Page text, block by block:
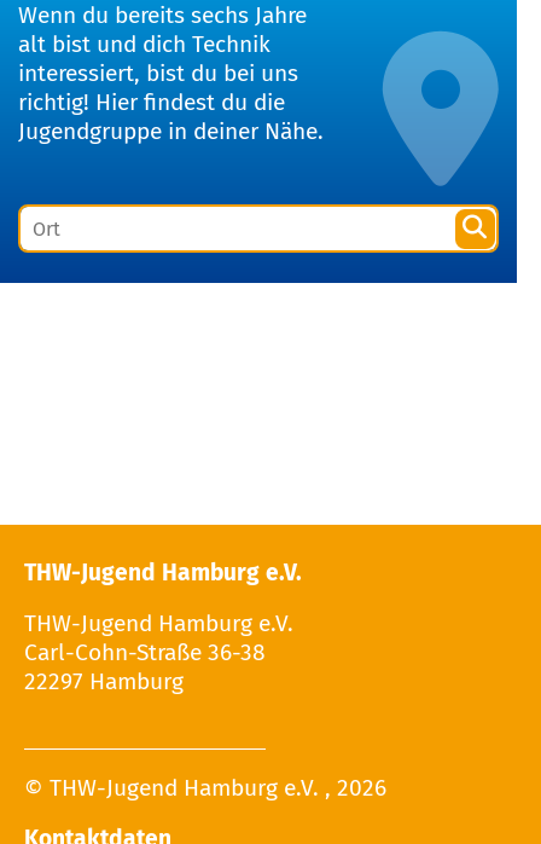
Wenn du bereits sechs Jahre
alt bist und dich Technik
interessiert, bist du bei uns
richtig! Hier findest du die
Jugendgruppe in deiner Nähe.
THW-Jugend Hamburg e.V.
THW-Jugend Hamburg e.V.
Carl-Cohn-Straße 36-38
22297 Hamburg
© THW-Jugend Hamburg e.V. , 2026
Kontaktdaten